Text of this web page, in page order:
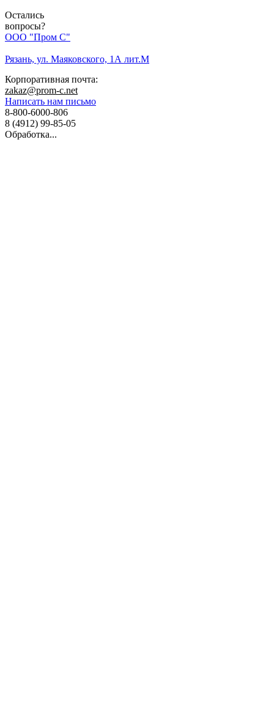
Остались
вопросы?
ООО "Пром С"
Рязань, ул. Маяковского, 1А лит.М
Корпоративная почта:
zakaz@prom-c.net
Написать нам письмо
8-800-6000-806
8 (4912) 99-85-05
Обработка...